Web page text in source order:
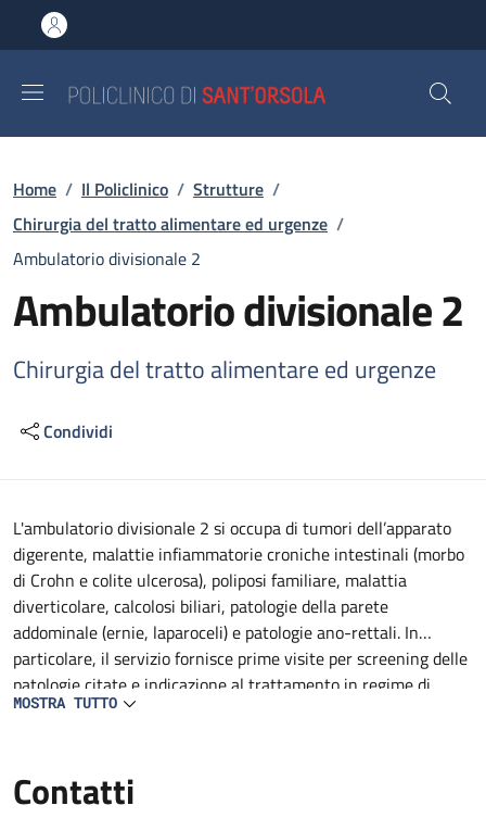
al contenuto principale
to footer content
Briciole di pane
Home / Il Policlinico / Strutture /
Chirurgia del tratto alimentare ed urgenze /
Ambulatorio divisionale 2
Ambulatorio divisionale 2
Chirurgia del tratto alimentare ed urgenze
Condividi
Descrizione
L'ambulatorio divisionale 2 si occupa di tumori dell’apparato
digerente, malattie infiammatorie croniche intestinali (morbo
di Crohn e colite ulcerosa), poliposi familiare, malattia
diverticolare, calcolosi biliari, patologie della parete
addominale (ernie, laparoceli) e patologie ano-rettali. In
particolare, il servizio fornisce prime visite per screening delle
patologie citate e indicazione al trattamento in regime di
ricovero, Day Surgery, amulatoriale ed inserimento nelle
MOSTRA TUTTO
Contatti